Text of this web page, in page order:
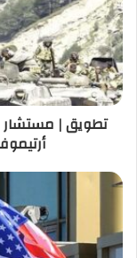
ل
إ
ل
ك
ت
ر
تطويق | مستشار